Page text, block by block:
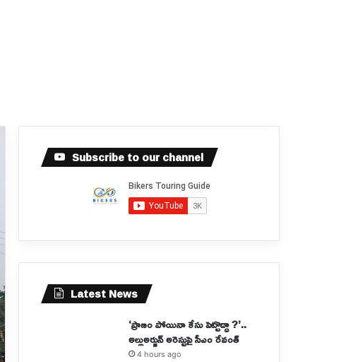
Subscribe to our channel
Latest News
‘ప్రాణం పోయినా కేసు పెట్టొద్దా ?’..
అల్లుఅర్జున్ అరెస్టుపై సీఎం రేవంత్
4 hours ago